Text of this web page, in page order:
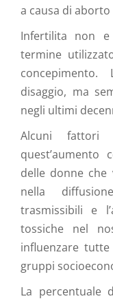
a causa di
Infertilita non
termine
disaggio, ma
negli ultimi
Alcuni fattori
quest’aumento
delle donne che
nella
trasmissibili e
tossiche nel
influenzare
gruppi
La percentuale